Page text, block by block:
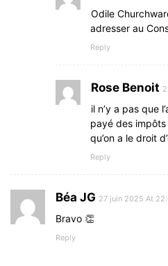
Odile
adresser au
Reply
Rose Benoit
il n’y a pas que
payé des impôts
qu’on a le droit
Reply
Béa JG 27 juin 2025 At
Bravo 👏
Reply